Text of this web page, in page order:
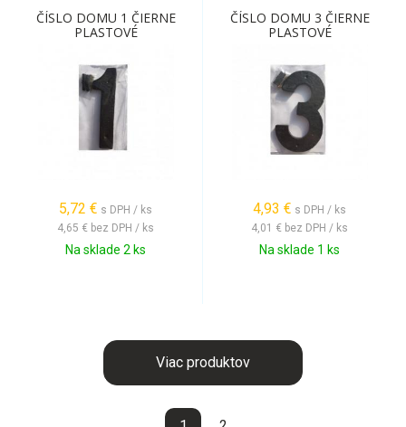
ČÍSLO DOMU 1 ČIERNE
PLASTOVÉ
5,72 € s DPH / ks
4,65 € bez DPH / ks
Na sklade 2 ks
ČÍSLO DOMU 3 ČIERNE
PLASTOVÉ
4,93 € s DPH / ks
4,01 € bez DPH / ks
Na sklade 1 ks
Viac produktov